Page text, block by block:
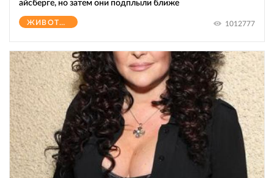
айсберге, но затем они подплыли ближе
ЖИВОТНЫЕ 1012777